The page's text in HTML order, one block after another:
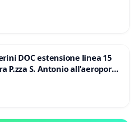
DOC estensione linea 15
P.zza S. Antonio all'aeroporto
€ 1,50